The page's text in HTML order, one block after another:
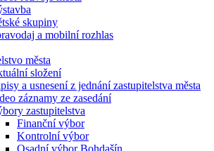
skupiny
a mobilní rozhlas
města
složení
a usnesení z jednání zastupitelstva města
záznamy ze zasedání
zastupitelstva
Finanční výbor
Kontrolní výbor
Osadní výbor Bohdašín